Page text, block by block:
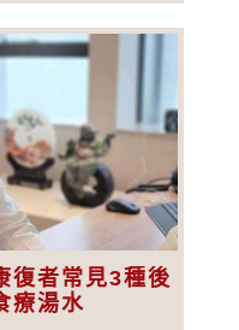
復者常見3種後
療湯水